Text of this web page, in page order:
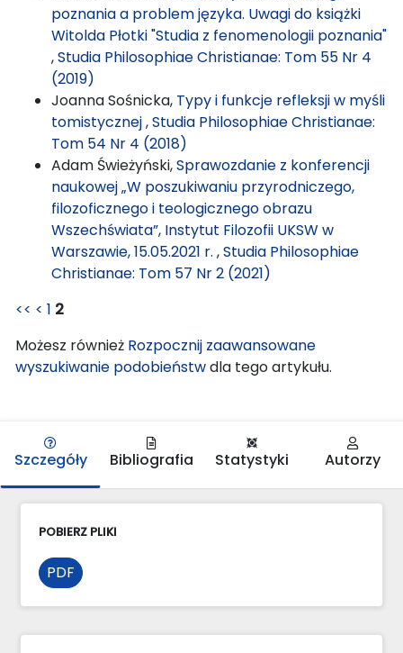
poznania a problem języka. Uwagi do książki
Witolda Płotki "Studia z fenomenologii poznania"
,Studia Philosophiae Christianae: Tom 55 Nr 4
(2019)
Joanna Sośnicka, Typy i funkcje refleksji w myśli
tomistycznej,Studia Philosophiae Christianae:
Tom 54 Nr 4 (2018)
Adam Świeżyński,Sprawozdanie z konferencji
naukowej „W poszukiwaniu przyrodniczego,
filozoficznego i teologicznego obrazu
Wszechświata”, Instytut Filozofii UKSW w
Warszawie, 15.05.2021 r. ,Studia Philosophiae
Christianae: Tom 57 Nr 2 (2021)
<< < 1 2
Możesz również Rozpocznij zaawansowane
wyszukiwanie podobieństwdla tego artykułu.
Szczegóły Bibliografia Statystyki Autorzy
POBIERZ PLIKI
PDF